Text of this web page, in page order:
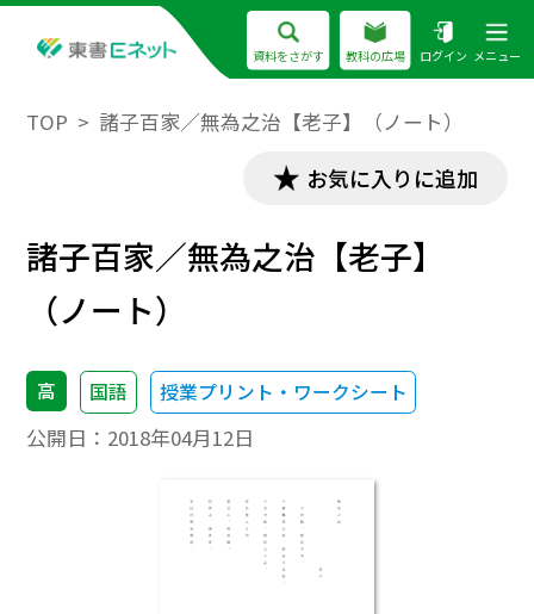
資料をさがす 教科の広場 ログイン メニュー
TOP 諸子百家／無為之治【老子】（ノート）
お気に入りに追加
諸子百家／無為之治【老子】
（ノート）
高 国語 授業プリント・ワークシート
公開日： 2018年04月12日